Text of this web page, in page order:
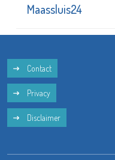
Maassluis24
Contact
Privacy
Disclaimer